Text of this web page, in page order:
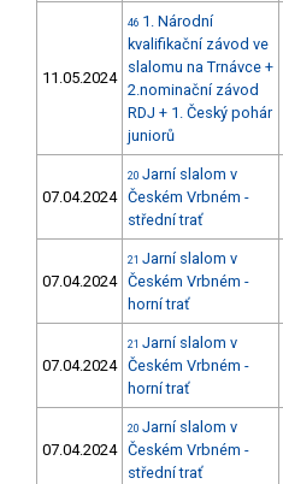
11.05.2024
46 1. Národní
kvalifikační závod ve
slalomu na Trnávce +
2.nominační závod
RDJ + 1. Český pohár
juniorů
07.04.2024
20 Jarní slalom v
Českém Vrbném -
střední trať
07.04.2024
21 Jarní slalom v
Českém Vrbném -
horní trať
07.04.2024
21 Jarní slalom v
Českém Vrbném -
horní trať
07.04.2024
20 Jarní slalom v
Českém Vrbném -
střední trať